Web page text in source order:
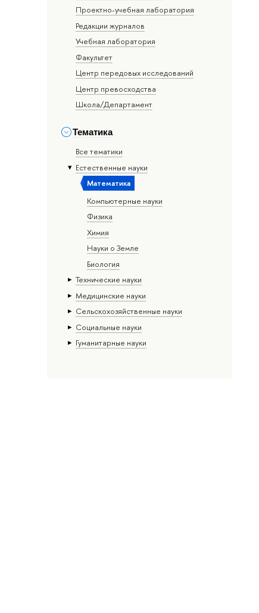
Проектно-учебная лаборатория
Редакции журналов
Учебная лаборатория
Факультет
Центр передовых исследований
Центр превосходства
Школа/Департамент
Тематика
Все тематики
Естественные науки
Математика
Компьютерные науки
Физика
Химия
Науки о Земле
Биология
Тех­ничес­кие науки
Медицинские науки
Сельскохозяйственные науки
Социальные науки
Гуманитарные науки